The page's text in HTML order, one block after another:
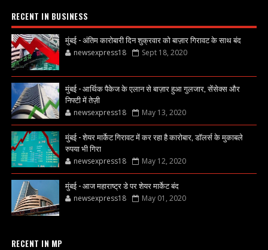
RECENT IN BUSINESS
मुंबई - अंतिम कारोबारी दिन शुक्रवार को बाज़ार गिरावट के साथ बंद
newsexpress18 Sept 18, 2020
मुंबई - आर्थिक पैकेज के एलान से बाज़ार हुआ गुलजार, सेंसेक्स और
निफ्टी में तेज़ी
newsexpress18 May 13, 2020
मुंबई - शेयर मार्केट गिरावट में कर रहा है कारोबार, डॉलर्स के मुकाबले
रुपया भी गिरा
newsexpress18 May 12, 2020
मुंबई - आज महाराष्ट्र डे पर शेयर मार्केट बंद
newsexpress18 May 01, 2020
RECENT IN MP